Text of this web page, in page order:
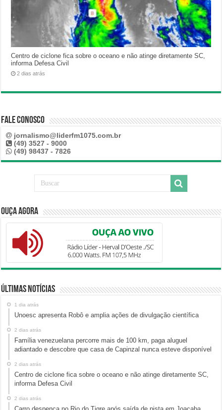
Centro de ciclone fica sobre o oceano e não atinge diretamente SC,
informa Defesa Civil
2 dias atrás
Fale Conosco
jornalismo@liderfm1075.com.br
(49) 3527 - 9000
(49) 98437 - 7826
Ouça Agora
Últimas Notícias
1 dia atrás
Unoesc apresenta Robô e amplia ações de divulgação científica
2 dias atrás
Família venezuelana percorre mais de 100 km, paga aluguel
adiantado e descobre que casa de Capinzal nunca esteve disponível
2 dias atrás
Centro de ciclone fica sobre o oceano e não atinge diretamente SC,
informa Defesa Civil
2 dias atrás